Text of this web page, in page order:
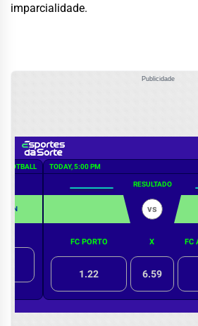
imparcialidade.
Publicidade